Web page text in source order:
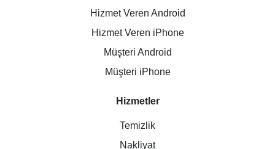
Hizmet Veren Android
Hizmet Veren iPhone
Müşteri Android
Müşteri iPhone
Hizmetler
Temizlik
Nakliyat